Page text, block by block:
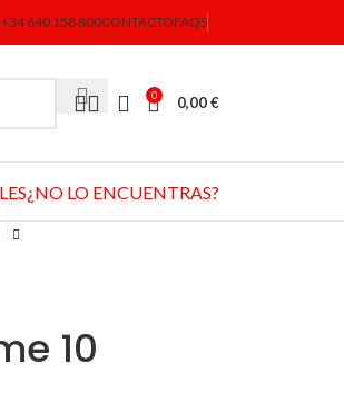
+34 640 158 800CONTACTOFAQS
0 0,00€
¿NO LO ENCUENTRAS?
10